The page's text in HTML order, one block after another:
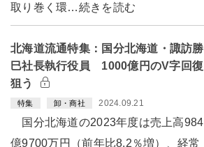
取り巻く環…続きを読む
北海道流通特集：国分北海道・諏訪勝
巳社長執行役員 1000億円のV字回復
狙う
特集 卸・商社 2024.09.21
国分北海道の2023年度は売上高984
億9700万円（前年比8.2％増）、経常